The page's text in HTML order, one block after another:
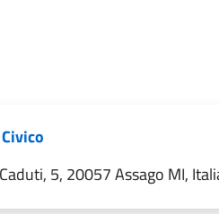
5, 20057 Assago MI,